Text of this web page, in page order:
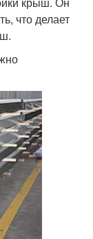
что делает